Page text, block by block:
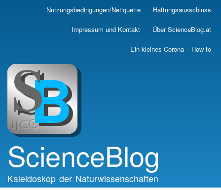
Skip
main
Nutzungsbedingungen/Netiquette Haftungsausschluss
Impressum und Kontakt Über ScienceBlog.at
Ein kleines Corona – How-to
ScienceBlog
Kaleidoskop der Naturwissenschaften